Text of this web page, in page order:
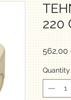
220
562,00
Quantity